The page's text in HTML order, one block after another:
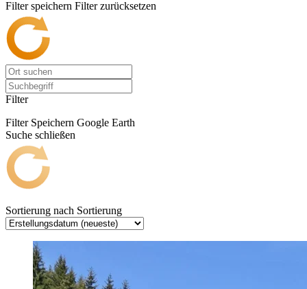
Filter speichern Filter zurücksetzen
Filter
Filter Speichern Google Earth
Suche schließen
Sortierung nach Sortierung